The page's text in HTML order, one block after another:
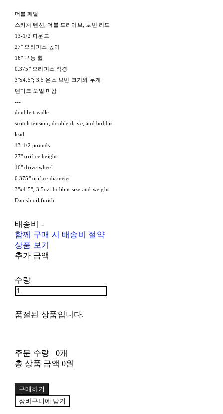
더블 페달
스카치 텐션, 더블 드라이브, 보빈 리드
13-1/2 파운드
27" 오리피스 높이
16" 구동 휠
0.375" 오리피스 직경
3"x4.5"; 3.5 온스 보빈 크기와 무게
덴마크 오일 마감
---
double treadle
scotch tension, double drive, and bobbin
lead
13-1/2 pounds
27" orifice height
16" drive wheel
0.375" orifice diameter
3"x4.5"; 3.5oz. bobbin size and weight
Danish oil finish
배송비 -
함께 구매 시 배송비 절약
상품 보기
추가 금액
수량
품절된 상품입니다.
주문 수량
0개
총 상품 금액 0원
구매하기
장바구니에 담기